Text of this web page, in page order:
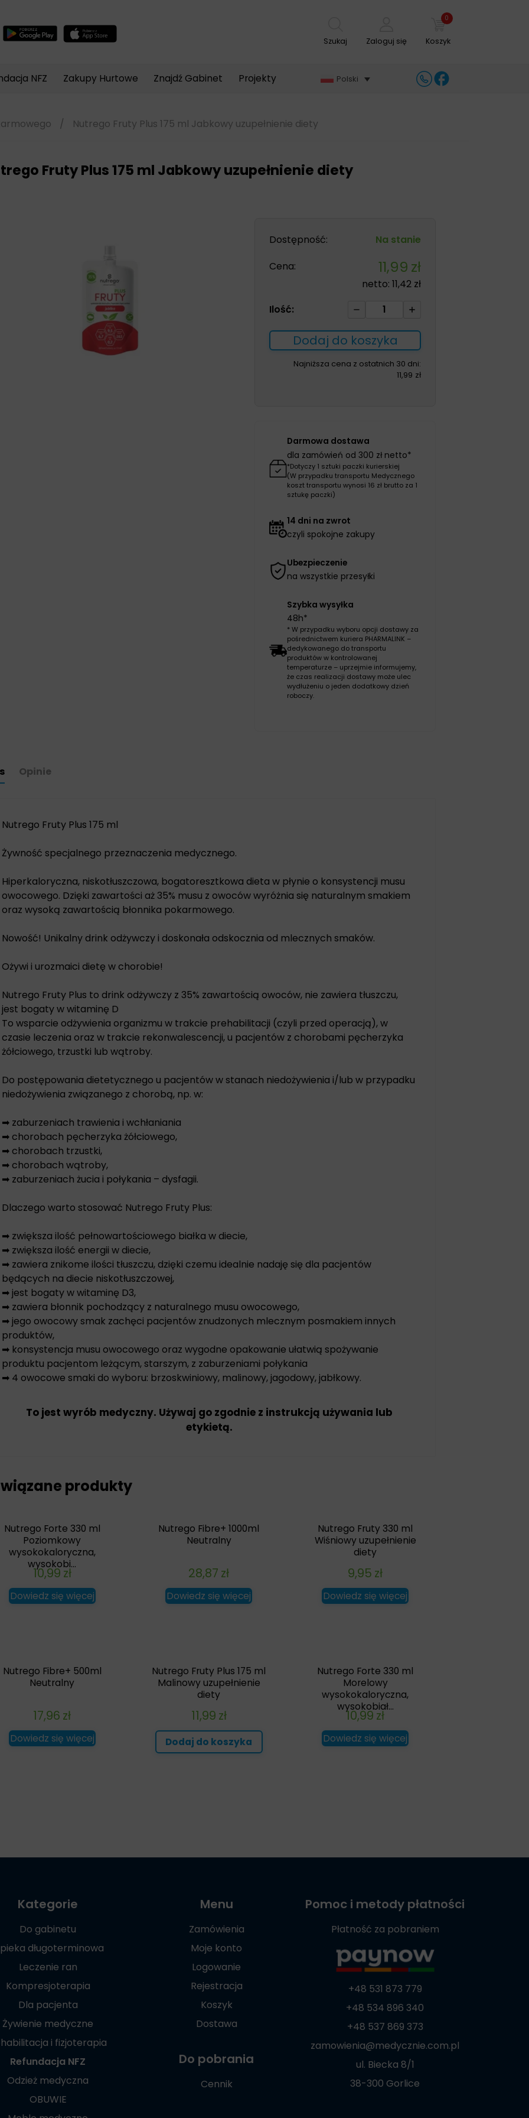
Szukaj Zaloguj się
0
Koszyk
NFZ Zakupy Hurtowe Znajdź Gabinet Projekty Polski
/ Nutrego Fruty Plus 175 ml Jabkowy uzupełnienie diety
Fruty Plus 175 ml Jabkowy uzupełnienie diety
Dostępność:
Na stanie
Cena:
11,99 zł
netto:11,42 zł
Ilość:
ilość
Fruty
Plus
175
Dodaj do koszyka
Najniższa cena z ostatnich 30 dni:
11,99 zł
Darmowa dostawa
dla zamówień od 300 zł netto*
*Dotyczy 1 sztuki paczki kurierskiej
(W przypadku transportu Medycznego
koszt transportu wynosi 16 zł brutto za 1
sztukę paczki)
14 dni na zwrot
czyli spokojne zakupy
Ubezpieczenie
na wszystkie przesyłki
Szybka wysyłka
48h*
* W przypadku wyboru opcji dostawy za
pośrednictwem kuriera PHARMALINK –
dedykowanego do transportu
produktów w kontrolowanej
temperaturze – uprzejmie informujemy,
że czas realizacji dostawy może ulec
wydłużeniu o jeden dodatkowy dzień
roboczy.
Opinie
Nutrego Fruty Plus 175 ml
Żywność specjalnego przeznaczenia medycznego.
Hiperkaloryczna, niskotłuszczowa, bogatoresztkowa dieta w płynie o konsystencji musu
owocowego. Dzięki zawartości aż 35% musu z owoców wyróżnia się naturalnym smakiem
oraz wysoką zawartością błonnika pokarmowego.
Nowość! Unikalny drink odżywczy i doskonała odskocznia od mlecznych smaków.
Ożywi i urozmaici dietę w chorobie!
Nutrego Fruty Plus to drink odżywczy z 35% zawartością owoców, nie zawiera tłuszczu,
jest bogaty w witaminę D
To wsparcie odżywienia organizmu w trakcie prehabilitacji (czyli przed operacją), w
czasie leczenia oraz w trakcie rekonwalescencji, u pacjentów z chorobami pęcherzyka
żółciowego, trzustki lub wątroby.
Do postępowania dietetycznego u pacjentów w stanach niedożywienia i/lub w przypadku
niedożywienia związanego z chorobą, np. w:
➡ zaburzeniach trawienia i wchłaniania
➡ chorobach pęcherzyka żółciowego,
➡ chorobach trzustki,
➡ chorobach wątroby,
➡ zaburzeniach żucia i połykania – dysfagii.
Dlaczego warto stosować Nutrego Fruty Plus:
➡ zwiększa ilość pełnowartościowego białka w diecie,
➡ zwiększa ilość energii w diecie,
➡ zawiera znikome ilości tłuszczu, dzięki czemu idealnie nadaję się dla pacjentów
będących na diecie niskotłuszczowej,
➡ jest bogaty w witaminę D3,
➡ zawiera błonnik pochodzący z naturalnego musu owocowego,
➡ jego owocowy smak zachęci pacjentów znudzonych mlecznym posmakiem innych
produktów,
➡ konsystencja musu owocowego oraz wygodne opakowanie ułatwią spożywanie
produktu pacjentom leżącym, starszym, z zaburzeniami połykania
➡ 4 owocowe smaki do wyboru: brzoskwiniowy, malinowy, jagodowy, jabłkowy.
To jest wyrób medyczny. Używaj go zgodnie z instrukcją używania lub
etykietą.
produkty
Nutrego Forte 330 ml
Poziomkowy
wysokokaloryczna,
wysokobi...
10,99 zł
Dowiedz się więcej
Nutrego Fibre+ 1000ml
Neutralny
28,87 zł
Dowiedz się więcej
Nutrego Fruty 330 ml
Wiśniowy uzupełnienie
diety
9,95 zł
Dowiedz się więcej
Nutrego Fibre+ 500ml
Neutralny
17,96 zł
Dowiedz się więcej
Nutrego Fruty Plus 175 ml
Malinowy uzupełnienie
diety
11,99 zł
Dodaj do koszyka
Nutrego Forte 330 ml
Morelowy
wysokokaloryczna,
wysokobiał...
10,99 zł
Dowiedz się więcej
Kategorie
Do gabinetu
długoterminowa
Leczenie ran
Kompresjoterapia
Dla pacjenta
Żywienie medyczne
i fizjoterapia
Refundacja NFZ
Odzież medyczna
OBUWIE
Menu
Zamówienia
Moje konto
Logowanie
Rejestracja
Koszyk
Dostawa
Do pobrania
Cennik
Pomoc i metody płatności
Płatność za pobraniem
+48 531 873 779
+48 534 896 340
+48 537 869 373
zamowienia@medycznie.com.pl
ul. Biecka 8/1
38-300 Gorlice